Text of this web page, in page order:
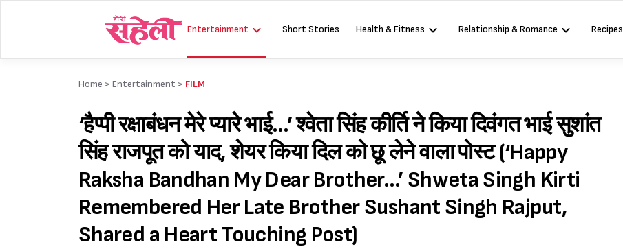
Entertainment Short Stories Health & Fitness Relationship & Romance Recipes
Home > Entertainment > FILM
‘हैप्पी रक्षाबंधन मेरे प्यारे भाई…’ श्वेता सिंह कीर्ति ने किया दिवंगत भाई सुशांत
सिंह राजपूत को याद, शेयर किया दिल को छू लेने वाला पोस्ट (‘Happy
Raksha Bandhan My Dear Brother…’ Shweta Singh Kirti
Remembered Her Late Brother Sushant Singh Rajput,
Shared a Heart Touching Post)